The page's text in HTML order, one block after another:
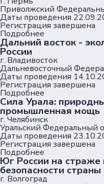
Приволжский
Даты проведения
Регистрация завершена
Подробнее
Дальний восток -
России
г. Владивосток
Дальневосточный
Даты проведения
Регистрация завершена
Подробнее
Сила Урала:
промышленная мощь
г. Челябинск
Уральский Федеральный
Даты проведения
Регистрация завершена
Подробнее
Юг России на страже
безопасности страны
г. Волгоград
ВКонтакте
Max